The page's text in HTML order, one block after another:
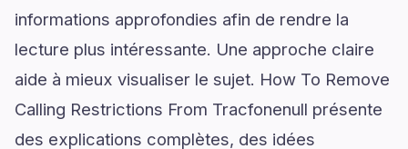
informations approfondies afin de rendre la
lecture plus intéressante. Une approche claire
aide à mieux visualiser le sujet. How To Remove
Calling Restrictions From Tracfonenull présente
des explications complètes, des idées